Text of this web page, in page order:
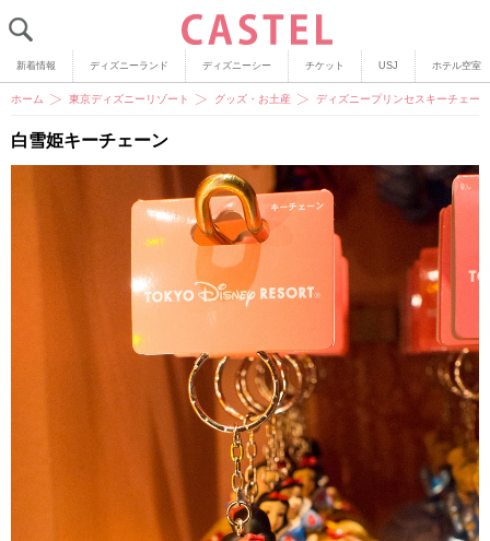
新着情報 ディズニーランド ディズニーシー チケット USJ ホテル空室
ホーム 東京ディズニーリゾート グッズ・お土産 ディズニープリンセスキーチェー
白雪姫キーチェーン